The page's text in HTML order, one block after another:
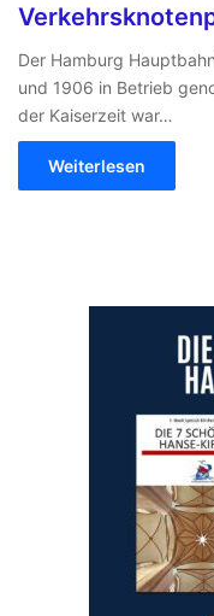
Der Hamburg
und 1906 in Betrieb
der Kaiserzeit war…
Weiterlesen